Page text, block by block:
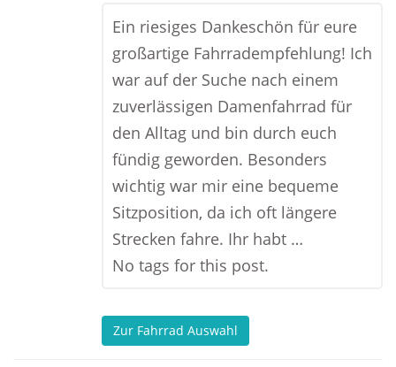
Ein riesiges Dankeschön für eure
großartige Fahrradempfehlung! Ich
war auf der Suche nach einem
zuverlässigen Damenfahrrad für
den Alltag und bin durch euch
fündig geworden. Besonders
wichtig war mir eine bequeme
Sitzposition, da ich oft längere
Strecken fahre. Ihr habt …
No tags for this post.
Zur Fahrrad Auswahl